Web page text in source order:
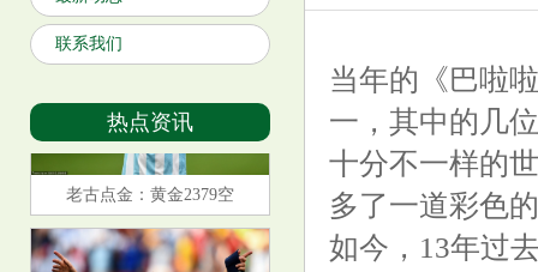
联系我们
热点资讯
老古点金：黄金2379空
当年的《巴啦
一，其中的几
十分不一样的
多了一道彩色
如今，13年过